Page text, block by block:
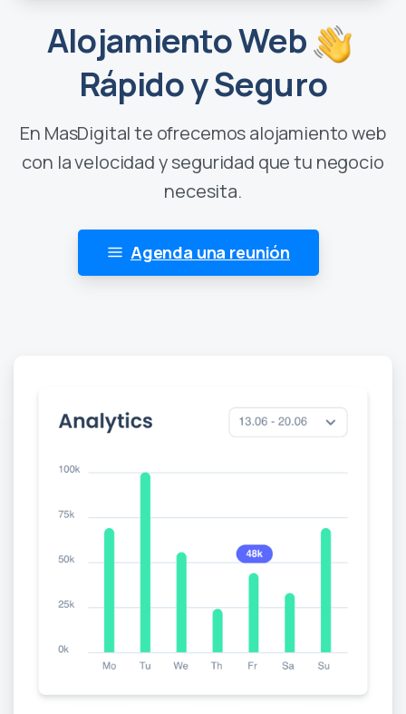
Alojamiento Web
Rápido y Seguro
En MasDigital te ofrecemos alojamiento web
con la velocidad y seguridad que tu negocio
necesita.
Agenda una reunión